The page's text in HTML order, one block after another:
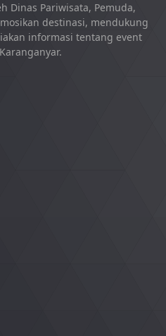
Dinas Pariwisata, Pemuda,
destinasi, mendukung
informasi tentang event